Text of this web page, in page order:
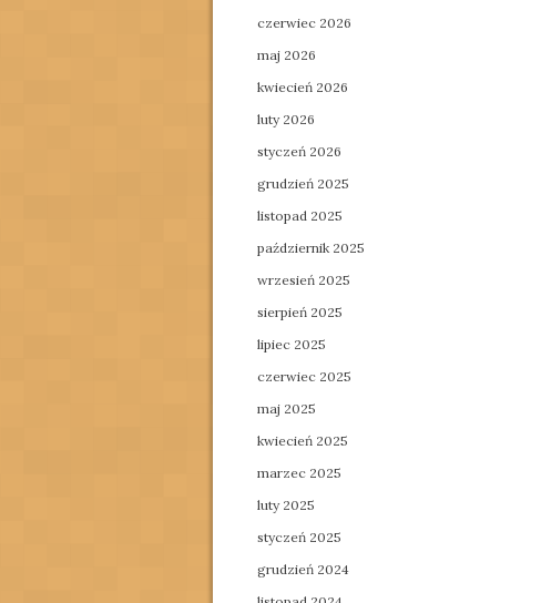
czerwiec 2026
maj 2026
kwiecień 2026
luty 2026
styczeń 2026
grudzień 2025
listopad 2025
październik 2025
wrzesień 2025
sierpień 2025
lipiec 2025
czerwiec 2025
maj 2025
kwiecień 2025
marzec 2025
luty 2025
styczeń 2025
grudzień 2024